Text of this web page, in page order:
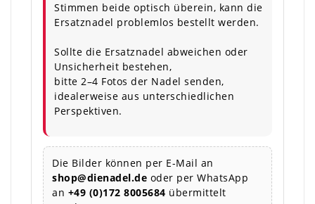
Stimmen beide optisch überein, kann die
Ersatznadel problemlos bestellt werden.
Sollte die Ersatznadel abweichen oder
Unsicherheit bestehen,
bitte 2–4 Fotos der Nadel senden,
idealerweise aus unterschiedlichen
Perspektiven.
Die Bilder können per E-Mail an
shop@dienadel.de oder per WhatsApp
an +49 (0)172 8005684 übermittelt